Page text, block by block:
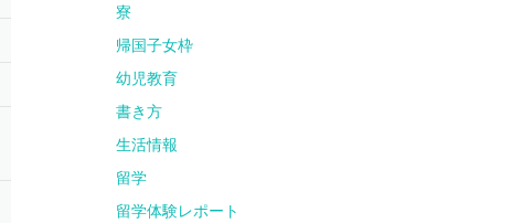
寮
帰国子女枠
幼児教育
書き方
生活情報
留学
留学体験レポート